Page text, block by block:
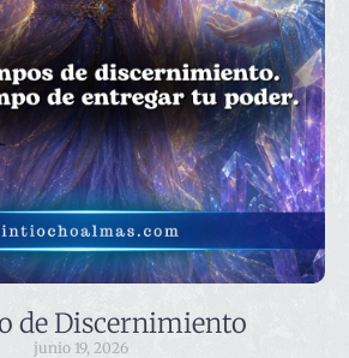
de Discernimiento
junio 19, 2026